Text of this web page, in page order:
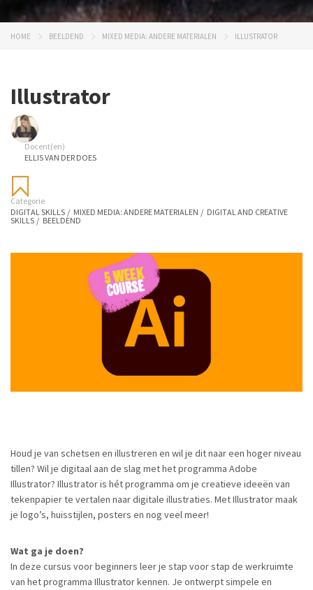
HOME BEELDEND MIXED MEDIA: ANDERE MATERIALEN ILLUSTRATOR
Illustrator
Docent(en)
ELLIS VAN DER DOES
Categorie
DIGITAL SKILLS / MIXED MEDIA: ANDERE MATERIALEN / DIGITAL AND CREATIVE
SKILLS / BEELDEND
Houd je van schetsen en illustreren en wil je dit naar een hoger niveau
tillen? Wil je digitaal aan de slag met het programma Adobe
Illustrator? Illustrator is hét programma om je creatieve ideeën van
tekenpapier te vertalen naar digitale illustraties. Met Illustrator maak
je logo’s, huisstijlen, posters en nog veel meer!
Wat ga je doen?
In deze cursus voor beginners leer je stap voor stap de werkruimte
van het programma Illustrator kennen. Je ontwerpt simpele en